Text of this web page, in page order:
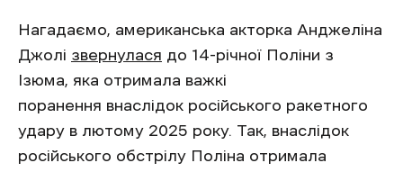
Нагадаємо, американська акторка Анджеліна
Джолі звернулася до 14-річної Поліни з
Ізюма, яка отримала важкі
поранення внаслідок російського ракетного
удару в лютому 2025 року. Так, внаслідок
російського обстрілу Поліна отримала